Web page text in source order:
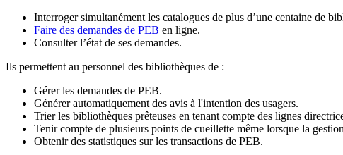
Interroger simultanément les catalogues de plus d’une centaine de
Faire des demandes de PEB en ligne.
Consulter l’état de ses demandes.
Ils permettent au personnel des bibliothèques de :
Gérer les demandes de PEB.
Générer automatiquement des avis à l'intention des usagers.
Trier les bibliothèques prêteuses en tenant compte des lignes
Tenir compte de plusieurs points de cueillette même lorsque la
Obtenir des statistiques sur les transactions de PEB.